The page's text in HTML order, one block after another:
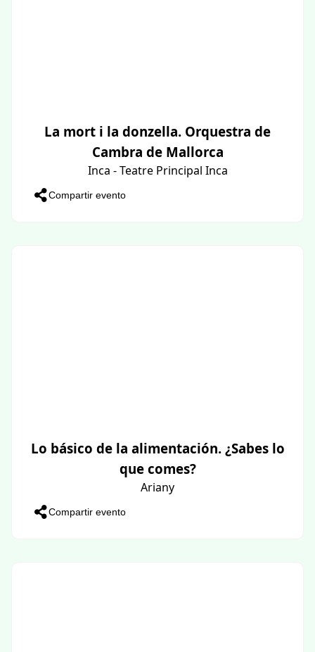
La mort i la donzella. Orquestra de
Cambra de Mallorca
Inca - Teatre Principal Inca
Compartir evento
Lo básico de la alimentación. ¿Sabes lo
que comes?
Ariany
Compartir evento